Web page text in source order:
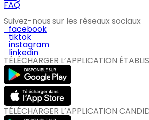
FAQ
Suivez-nous sur les réseaux sociaux
facebook
tiktok
instagram
linkedin
TÉLÉCHARGER L’APPLICATION
TÉLÉCHARGER L’APPLICATION